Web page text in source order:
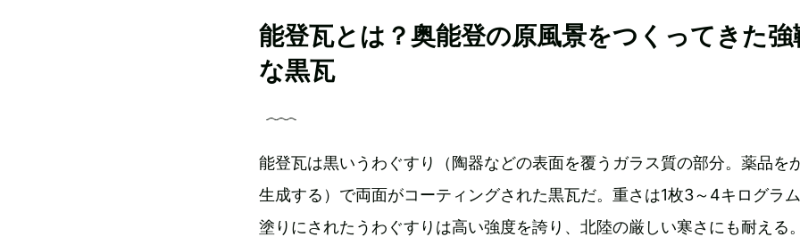
能登瓦とは？奥能登の原風景をつくってきた強
な黒瓦
能登瓦は黒いうわぐすり（陶器などの表面を覆うガラス質の部分。薬品を
生成する）で両面がコーティングされた黒瓦だ。重さは1枚3～4キログラ
塗りにされたうわぐすりは高い強度を誇り、北陸の厳しい寒さにも耐える